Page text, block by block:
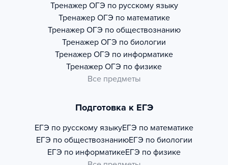
Тренажер ОГЭ по русскому языку
Тренажер ОГЭ по математике
Тренажер ОГЭ по обществознанию
Тренажер ОГЭ по биологии
Тренажер ОГЭ по информатике
Тренажер ОГЭ по физике
Все предметы
Подготовка к ЕГЭ
ЕГЭ по русскому языкуЕГЭ по математике
ЕГЭ по обществознаниюЕГЭ по биологии
ЕГЭ по информатикеЕГЭ по физике